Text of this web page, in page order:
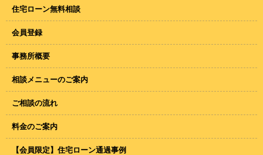
住宅ローン無料相談
会員登録
事務所概要
相談メニューのご案内
ご相談の流れ
料金のご案内
【会員限定】住宅ローン通過事例